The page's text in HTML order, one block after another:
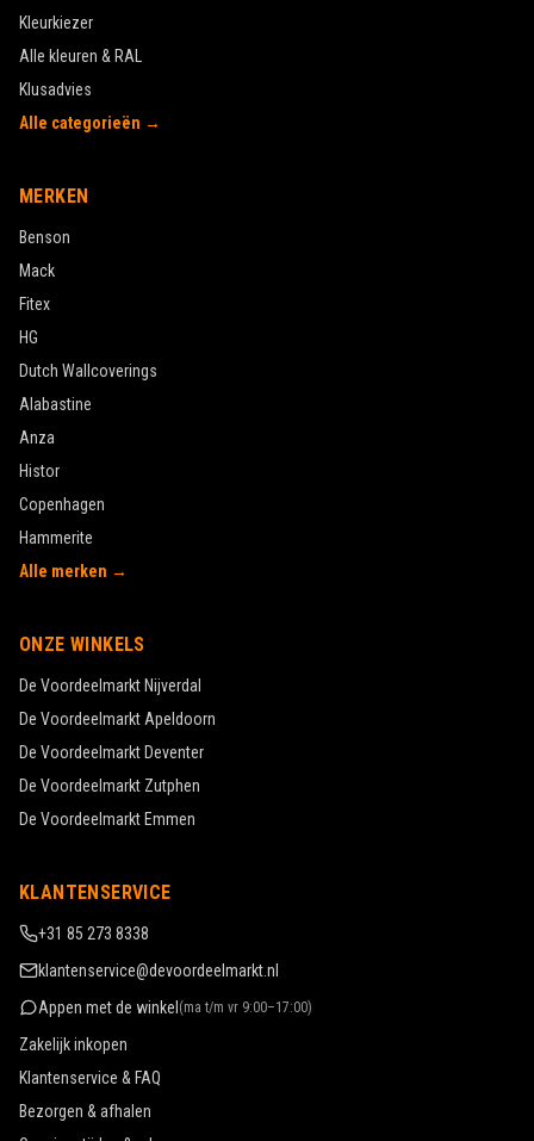
Kleurkiezer
Alle kleuren & RAL
Klusadvies
Alle categorieën →
MERKEN
Benson
Mack
Fitex
HG
Dutch Wallcoverings
Alabastine
Anza
Histor
Copenhagen
Hammerite
Alle merken →
ONZE WINKELS
De Voordeelmarkt Nijverdal
De Voordeelmarkt Apeldoorn
De Voordeelmarkt Deventer
De Voordeelmarkt Zutphen
De Voordeelmarkt Emmen
KLANTENSERVICE
+31 85 273 8338
klantenservice@devoordeelmarkt.nl
Appen met de winkel (ma t/m vr 9:00–17:00)
Zakelijk inkopen
Klantenservice & FAQ
Bezorgen & afhalen